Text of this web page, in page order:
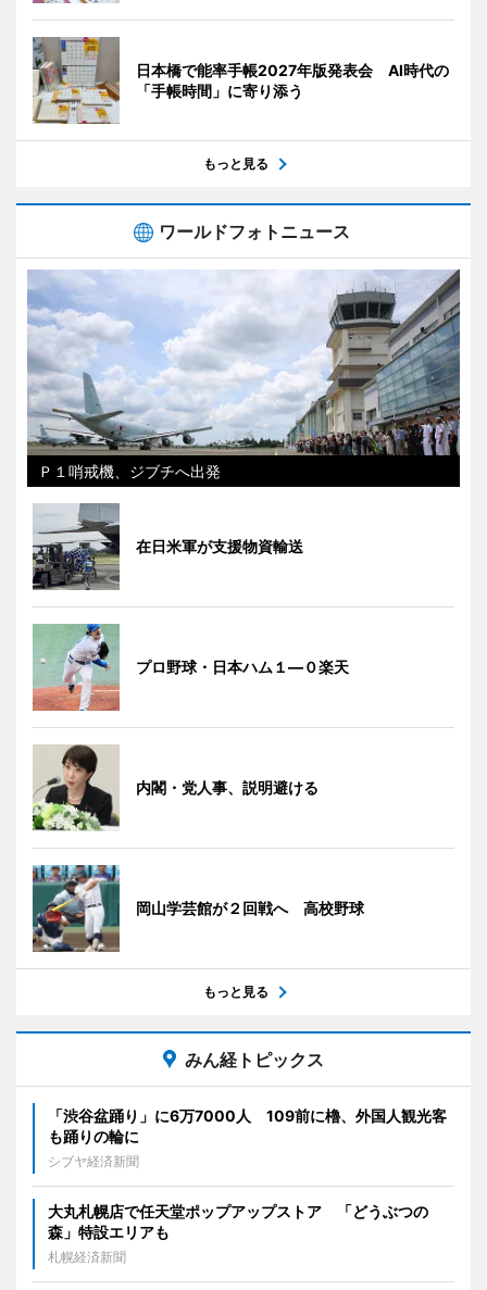
日本橋で能率手帳2027年版発表会 AI時代の
「手帳時間」に寄り添う
もっと見る
ワールドフォトニュース
Ｐ１哨戒機、ジブチへ出発
在日米軍が支援物資輸送
プロ野球・日本ハム１―０楽天
内閣・党人事、説明避ける
岡山学芸館が２回戦へ 高校野球
もっと見る
みん経トピックス
「渋谷盆踊り」に6万7000人 109前に櫓、外国人観光客
も踊りの輪に
シブヤ経済新聞
大丸札幌店で任天堂ポップアップストア 「どうぶつの
森」特設エリアも
札幌経済新聞